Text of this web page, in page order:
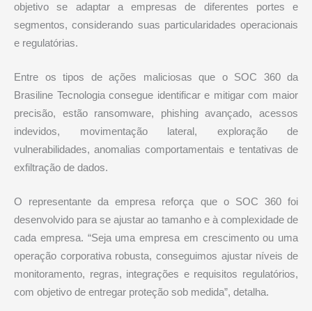
objetivo se adaptar a empresas de diferentes portes e
segmentos, considerando suas particularidades operacionais
e regulatórias.
Entre os tipos de ações maliciosas que o SOC 360 da
Brasiline Tecnologia consegue identificar e mitigar com maior
precisão, estão ransomware, phishing avançado, acessos
indevidos, movimentação lateral, exploração de
vulnerabilidades, anomalias comportamentais e tentativas de
exfiltração de dados.
O representante da empresa reforça que o SOC 360 foi
desenvolvido para se ajustar ao tamanho e à complexidade de
cada empresa. “Seja uma empresa em crescimento ou uma
operação corporativa robusta, conseguimos ajustar níveis de
monitoramento, regras, integrações e requisitos regulatórios,
com objetivo de entregar proteção sob medida”, detalha.